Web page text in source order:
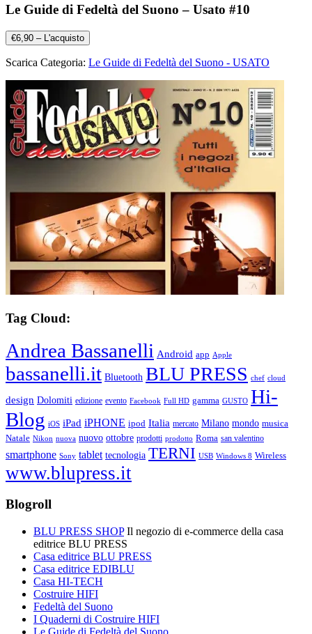
Le Guide di Fedeltà del Suono – Usato #10
€6,90 – L'acquisto
Scarica Categoria: Le Guide di Fedeltà del Suono - USATO
Tag Cloud:
Andrea Bassanelli Android app Apple
bassanelli.it Bluetooth BLU PRESS chef cloud
design Dolomiti edizione evento Facebook Full HD gamma GUSTO Hi-
Blog iOS iPad iPHONE ipod Italia mercato Milano mondo musica
Natale Nikon nuova nuovo ottobre prodotti prodotto Roma san valentino
smartphone Sony tablet tecnologia TERNI USB Windows 8 Wireless
www.blupress.it
Blogroll
BLU PRESS SHOPIl negozio di e-commerce della casa
editrice BLU PRESS
Casa editrice BLU PRESS
Casa editrice EDIBLU
Casa HI-TECH
Costruire HIFI
Fedeltà del Suono
I Quaderni di Costruire HIFI
Le Guide di Fedeltà del Suono